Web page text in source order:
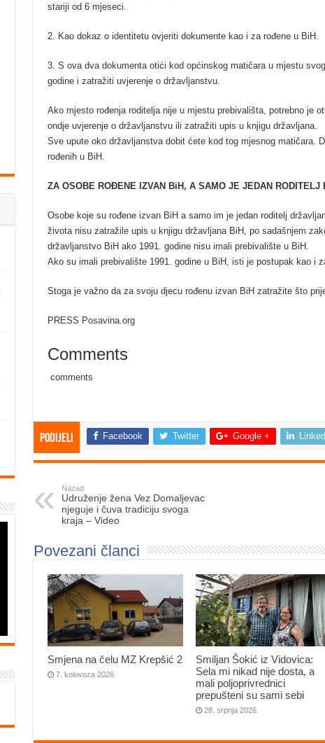
stariji od 6 mjeseci.
2. Kao dokaz o identitetu ovjeriti dokumente kao i za rođene u BiH.
3. S ova dva dokumenta otići kod općinskog matičara u mjestu
godine i zatražiti uvjerenje o državljanstvu.
Ako mjesto rođenja roditelja nije u mjestu prebivališta, potrebno je
ondje uvjerenje o državljanstvu ili zatražiti upis u knjigu državljana.
Sve upute oko državljanstva dobit ćete kod tog mjesnog matičara.
rođenih u BiH.
ZA OSOBE ROĐENE IZVAN BiH, A SAMO JE JEDAN RODITELJ
Osobe koje su rođene izvan BiH a samo im je jedan roditelj
života nisu zatražile upis u knjigu državljana BiH, po sadašnjem
državljanstvo BiH ako 1991. godine nisu imali prebivalište u BiH.
Ako su imali prebivalište 1991. godine u BiH, isti je postupak kao i
Stoga je važno da za svoju djecu rođenu izvan BiH zatražite što
PRESS Posavina.org
Comments
comments
Podijeli Facebook Twitter Google +
Nazad
Udruženje žena Vez Domaljevac
njeguje i čuva tradiciju svoga
kraja – Video
Povezani članci
Smjena na čelu MZ Krepšić 2
7. kolovoza 2026.
Smiljan Šokić iz Vidovica:
Sela mi nikad nije dosta, a
mali poljoprivrednici
prepušteni su sami sebi
28. srpnja 2026.